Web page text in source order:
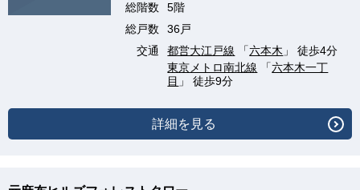
総階数
5階
総戸数
36戸
交通
都営大江戸線 「六本木 」 徒歩4分
東京メトロ南北線 「六本木一丁
目 」 徒歩9分
詳細を見る